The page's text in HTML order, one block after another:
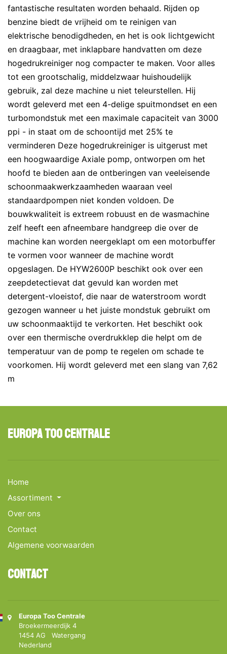
fantastische resultaten worden behaald. Rijden op
benzine biedt de vrijheid om te reinigen van
elektrische benodigdheden, en het is ook lichtgewicht
en draagbaar, met inklapbare handvatten om deze
hogedrukreiniger nog compacter te maken. Voor alles
tot een grootschalig, middelzwaar huishoudelijk
gebruik, zal deze machine u niet teleurstellen. Hij
wordt geleverd met een 4-delige spuitmondset en een
turbomondstuk met een maximale capaciteit van 3000
ppi - in staat om de schoontijd met 25% te
verminderen Deze hogedrukreiniger is uitgerust met
een hoogwaardige Axiale pomp, ontworpen om het
hoofd te bieden aan de ontberingen van veeleisende
schoonmaakwerkzaamheden waaraan veel
standaardpompen niet konden voldoen. De
bouwkwaliteit is extreem robuust en de wasmachine
zelf heeft een afneembare handgreep die over de
machine kan worden neergeklapt om een motorbuffer
te vormen voor wanneer de machine wordt
opgeslagen. De HYW2600P beschikt ook over een
zeepdetectievat dat gevuld kan worden met
detergent-vloeistof, die naar de waterstroom wordt
gezogen wanneer u het juiste mondstuk gebruikt om
uw schoonmaaktijd te verkorten. Het beschikt ook
over een thermische overdrukklep die helpt om de
temperatuur van de pomp te regelen om schade te
voorkomen. Hij wordt geleverd met een slang van 7,62
m
Europa Too Centrale
Home
Assortiment
Over ons
Contact
Algemene voorwaarden
Contact
Europa Too Centrale
Broekermeerdijk 4
1454 AG Watergang
Nederland